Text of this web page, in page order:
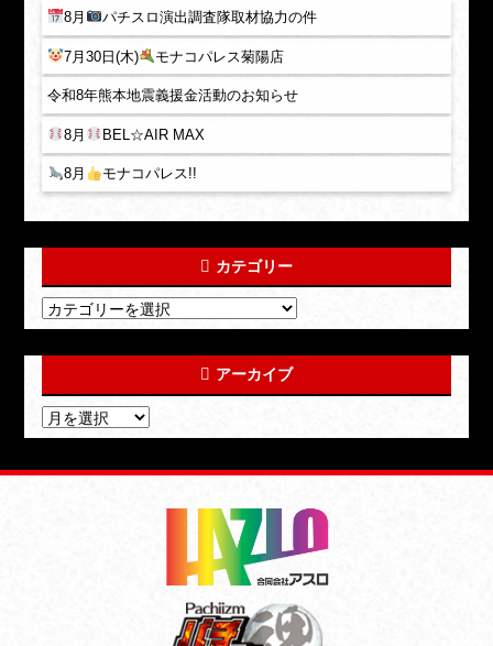
8月 パチスロ演出調査隊取材協力の件
7月30日(木) モナコパレス菊陽店
令和8年熊本地震義援金活動のお知らせ
8月 BEL☆AIR MAX
8月 モナコパレス!!
カテゴリー
アーカイブ